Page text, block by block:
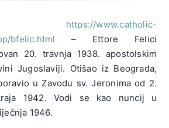
https://www.catholic-
bfelic.html – Ettore Felici
20. travnja 1938. apostolskim
Jugoslaviji. Otišao iz Beograda,
u Zavodu sv. Jeronima od 2.
1942. Vodi se kao nuncij u
1946.